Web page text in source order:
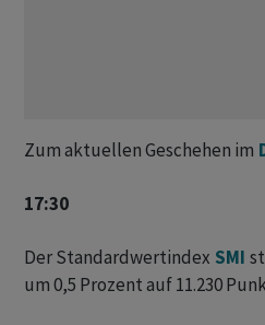
Zum aktuellen Geschehen im
17:30
Der Standardwertindex SMI
um 0,5 Prozent auf 11.230